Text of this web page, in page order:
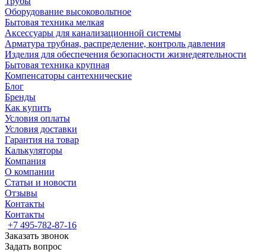
Оборудование высоковольтное
Бытовая техника мелкая
Аксессуары для канализационной системы
Арматура трубная, распределение, контроль давления
Изделия для обеспечения безопасности жизнедеятельности
Бытовая техника крупная
Компенсаторы сантехнические
Блог
Бренды
Как купить
Условия оплаты
Условия доставки
Гарантия на товар
Калькуляторы
Компания
О компании
Статьи и новости
Отзывы
Контакты
Контакты
+7 495-782-87-16
Заказать звонок
Задать вопрос